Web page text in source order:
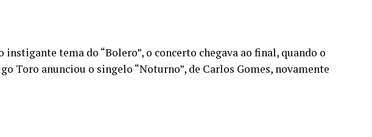
tema do “Bolero”, o concerto chegava ao final, quando o
Toro anunciou o singelo “Noturno”, de Carlos Gomes, novamente